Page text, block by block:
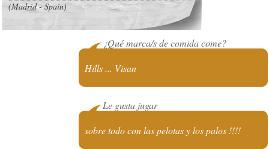
(Madrid - Spain)
¿Qué marca/s de comida come?
Hills ... Visan
Le gusta jugar
sobre todo con las pelotas y los palos !!!!